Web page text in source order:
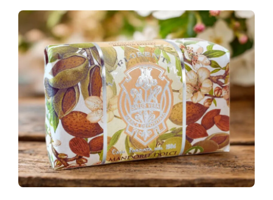
为：
¥62.00。